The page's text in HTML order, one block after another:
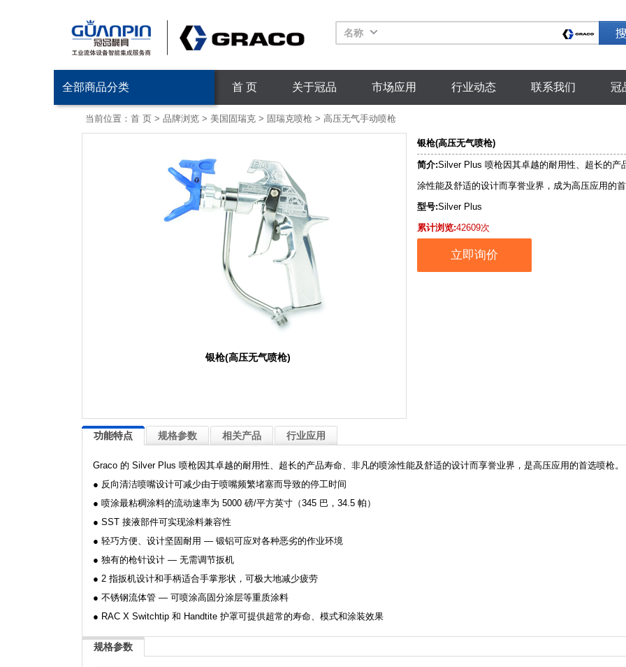
名称
首 页 关于冠品 市场应用 行业动态 联系我们 冠
全部商品分类
当前位置： 首 页 > 品牌浏览 > 美国固瑞克 > 固瑞克喷枪 > 高压无气手动喷枪
银枪(高压无气喷枪)
银枪(高压无气喷枪)
简介:Silver Plus 喷枪因其卓越的耐用性、超长的产
涂性能及舒适的设计而享誉业界，成为高压应用的
型号:Silver Plus
累计浏览:42609次
立即询价
功能特点 规格参数 相关产品 行业应用
Graco 的 Silver Plus 喷枪因其卓越的耐用性、超长的产品寿命、非凡的喷涂性能及舒适的设计而享誉业界，是高压应用的首选喷枪。
● 反向清洁喷嘴设计可减少由于喷嘴频繁堵塞而导致的停工时间
● 喷涂最粘稠涂料的流动速率为 5000 磅/平方英寸（345 巴，34.5 帕）
● SST 接液部件可实现涂料兼容性
● 轻巧方便、设计坚固耐用 — 锻铝可应对各种恶劣的作业环境
● 独有的枪针设计 — 无需调节扳机
● 2 指扳机设计和手柄适合手掌形状，可极大地减少疲劳
● 不锈钢流体管 — 可喷涂高固分涂层等重质涂料
● RAC X Switchtip 和 Handtite 护罩可提供超常的寿命、模式和涂装效果
规格参数